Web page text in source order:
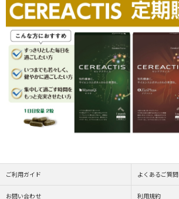
ご利用ガイド よくあるご質問
お問い合わせ 利用規約